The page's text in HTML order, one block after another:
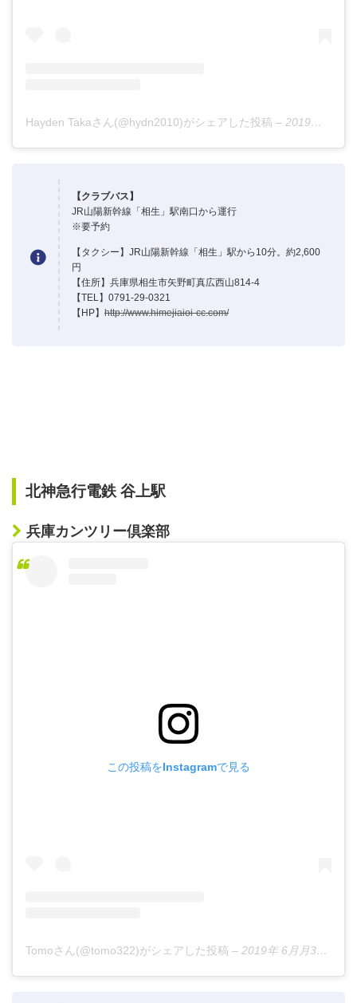
Hayden Takaさん(@hydn2010)がシェアした投稿 – 2019年 5月月25日午前12時02分PDT
【クラブバス】
JR山陽新幹線「相生」駅南口から運行
※要予約
【タクシー】JR山陽新幹線「相生」駅から10分。約2,600
円
【住所】兵庫県相生市矢野町真広西山814-4
【TEL】0791-29-0321
【HP】 http://www.himejiaioi-cc.com/
北神急行電鉄 谷上駅
兵庫カンツリー倶楽部
この投稿をInstagramで見る
Tomoさん(@tomo322)がシェアした投稿 – 2019年 6月月3日午後6時54分PDT